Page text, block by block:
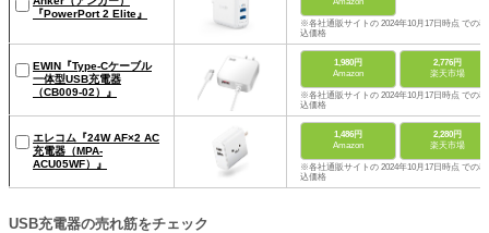
『PowerPort 2 Elite』
Amazon
※各社通販サイトの 2024年10月17日時点 での税
込価格
EWIN『Type-Cケーブル
一体型USB充電器
（CB009-02）』
1,980円
Amazon
2,776円
楽天市場
※各社通販サイトの 2024年10月17日時点 での税
込価格
エレコム『24W AF×2 AC
充電器（MPA-
ACU05WF）』
1,486円
Amazon
2,280円
楽天市場
※各社通販サイトの 2024年10月17日時点 での税
込価格
USB充電器の売れ筋をチェック